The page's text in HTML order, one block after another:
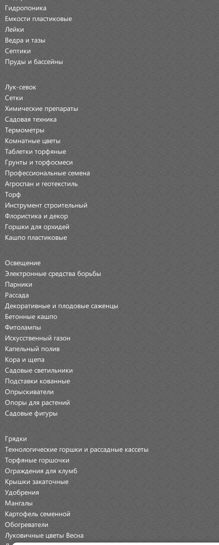
Гидропоника
Емкости пластиковые
Лейки
Ведра и тазы
Септики
Пруды и бассейны
Лук-севок
Сетки
Химические препараты
Садовая техника
Термометры
Комнатные цветы
Таблетки торфяные
Грунты и торфосмеси
Профессиональные семена
Агроспан и геотекстиль
Торф
Инструмент строительный
Флористика и декор
Горшки для орхидей
Кашпо пластиковые
Освещение
Электронные средства борьбы
Парники
Рассада
Декоративные и плодовые саженцы
Бетонные кашпо
Фитолампы
Искусственный газон
Капельный полив
Кора и щепа
Садовые светильники
Подставки кованные
Опрыскиватели
Опоры для растений
Садовые фигуры
Грядки
Технологические горшки и рассадные кассеты
Торфяные горшочки
Ограждения для клумб
Крышки закаточные
Удобрения
Мангалы
Картофель семенной
Обогреватели
Луковичные цветы Весна